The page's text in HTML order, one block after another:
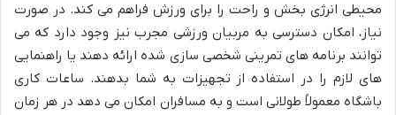
محیطی انرژی بخش و راحت را برای ورزش فراهم می کند. در صورت
نیاز، امکان دسترسی به مربیان ورزشی مجرب نیز وجود دارد که می
توانند برنامه های تمرینی شخصی سازی شده ارائه دهند یا راهنمایی
های لازم را در استفاده از تجهیزات به شما بدهند. ساعات کاری
باشگاه معمولاً طولانی است و به مسافران امکان می دهد در هر زمان